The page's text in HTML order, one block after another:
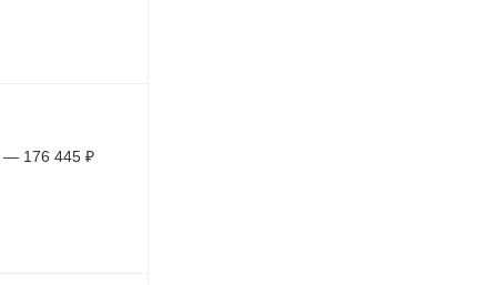
— 176 445 ₽